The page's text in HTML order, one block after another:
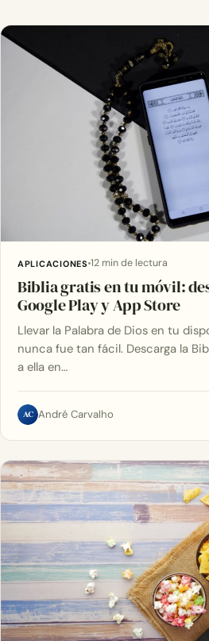
APLICACIONES 12 min de lectura
Biblia gratis en tu móvil:
Google Play y App Store
Llevar la Palabra de Dios en tu
nunca fue tan fácil. Descarga la
a ella en…
AC André Carvalho